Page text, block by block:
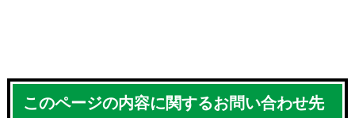
このページの内容に関するお問い合わせ先